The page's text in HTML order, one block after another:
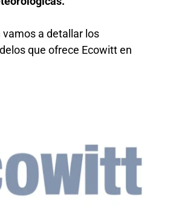
a detallar los
que ofrece Ecowitt en